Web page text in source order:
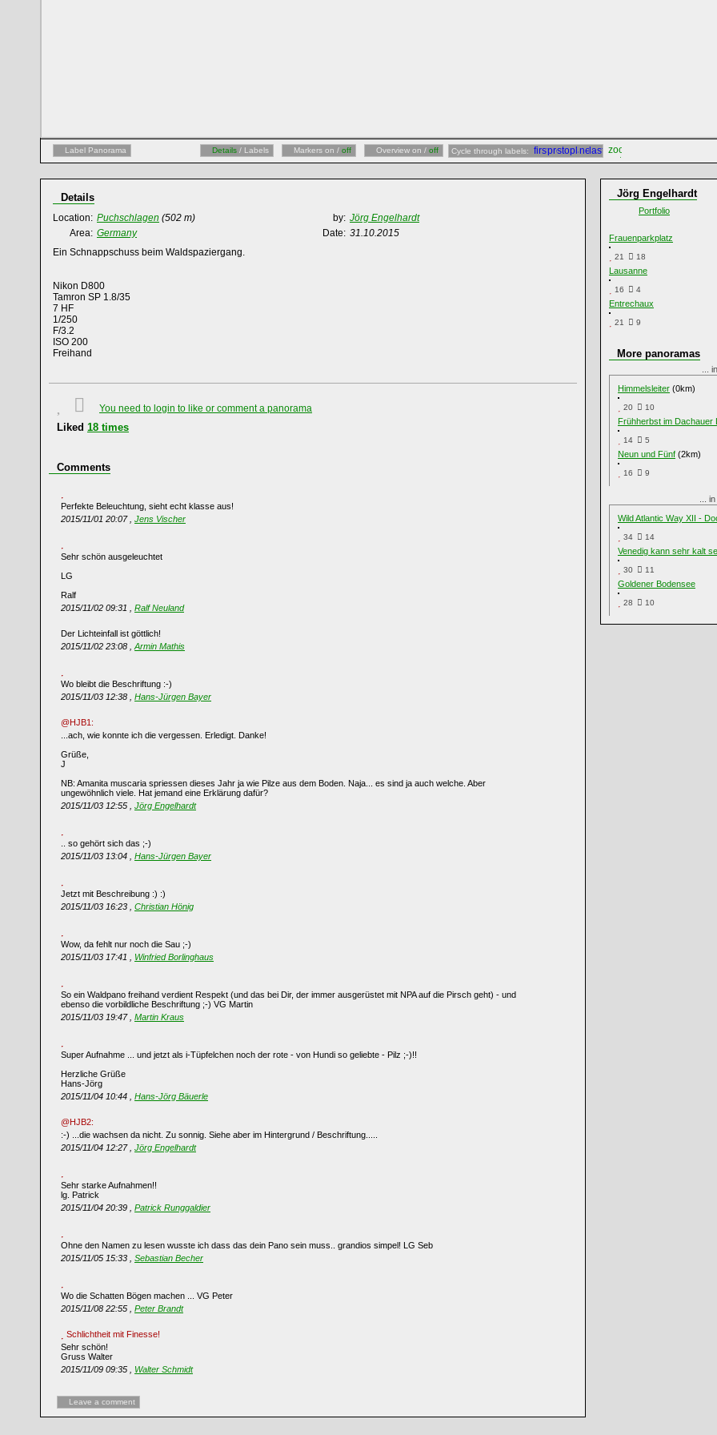
Label Panorama Details / Labels Markers on / off Overview on / off Cycle through labels:
Details
Location: Puchschlagen (502 m) by: Jörg Engelhardt
Area: Germany Date: 31.10.2015
Ein Schnappschuss beim Waldspaziergang.
Nikon D800
Tamron SP 1.8/35
7 HF
1/250
F/3.2
ISO 200
Freihand
You need to login to like or comment a panorama
Liked 18 times
Comments
Perfekte Beleuchtung, sieht echt klasse aus!
2015/11/01 20:07 , Jens Vischer
Sehr schön ausgeleuchtet
LG
Ralf
2015/11/02 09:31 , Ralf Neuland
Der Lichteinfall ist göttlich!
2015/11/02 23:08 , Armin Mathis
Wo bleibt die Beschriftung :-)
2015/11/03 12:38 , Hans-Jürgen Bayer
@HJB1:
...ach, wie konnte ich die vergessen. Erledigt. Danke!
Grüße,
J
NB: Amanita muscaria spriessen dieses Jahr ja wie Pilze aus dem Boden. Naja... es sind ja auch welche. Aber
ungewöhnlich viele. Hat jemand eine Erklärung dafür?
2015/11/03 12:55 , Jörg Engelhardt
.. so gehört sich das ;-)
2015/11/03 13:04 , Hans-Jürgen Bayer
Jetzt mit Beschreibung :) :)
2015/11/03 16:23 , Christian Hönig
Wow, da fehlt nur noch die Sau ;-)
2015/11/03 17:41 , Winfried Borlinghaus
So ein Waldpano freihand verdient Respekt (und das bei Dir, der immer ausgerüstet mit NPA auf die Pirsch geht) - und
ebenso die vorbildliche Beschriftung ;-) VG Martin
2015/11/03 19:47 , Martin Kraus
Super Aufnahme ... und jetzt als i-Tüpfelchen noch der rote - von Hundi so geliebte - Pilz ;-)!!
Herzliche Grüße
Hans-Jörg
2015/11/04 10:44 , Hans-Jörg Bäuerle
@HJB2:
:-) ...die wachsen da nicht. Zu sonnig. Siehe aber im Hintergrund / Beschriftung.....
2015/11/04 12:27 , Jörg Engelhardt
Sehr starke Aufnahmen!!
lg. Patrick
2015/11/04 20:39 , Patrick Runggaldier
Ohne den Namen zu lesen wusste ich dass das dein Pano sein muss.. grandios simpel! LG Seb
2015/11/05 15:33 , Sebastian Becher
Wo die Schatten Bögen machen ... VG Peter
2015/11/08 22:55 , Peter Brandt
Schlichtheit mit Finesse!
Sehr schön!
Gruss Walter
2015/11/09 09:35 , Walter Schmidt
Leave a comment
Jörg Engelhardt
Portfolio
Frauenparkplatz
21 18
Lausanne
16 4
Entrechaux
21 9
More panoramas
...
Himmelsleiter (0km)
20 10
Frühherbst im Dachauer
14 5
Neun und Fünf (2km)
16 9
...
Wild Atlantic Way XII -
34 14
Venedig kann sehr kalt
30 11
Goldener Bodensee
28 10